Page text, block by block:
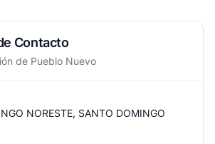
Contacto
de Pueblo Nuevo
NORESTE, SANTO DOMINGO